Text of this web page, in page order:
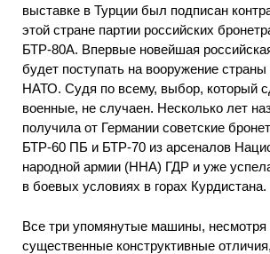
выставке в Турции был подписан
этой стране партии российских
БТР-80А. Впервые новейшая
будет поступать на вооружение
НАТО. Судя по всему, выбор, который
военные, не случаен. Несколько лет
получила от Германии советские
БТР-60 ПБ и БТР-70 из арсеналов
народной армии (ННА) ГДР и уже
в боевых условиях в горах Курдистана.
Все три упомянутые машины, несмотря
существенные конструктивные